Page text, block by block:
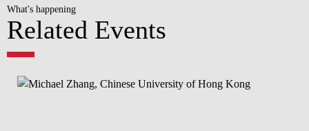
What's happening
Related Events